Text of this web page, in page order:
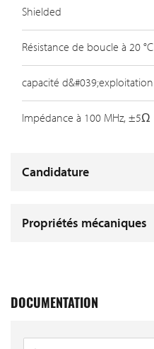
Shielded
Résistance de boucle à 20 °C
capacité d&#039;exploitation
Impédance à 100 MHz, ±5Ω
Candidature
Propriétés mécaniques
DOCUMENTATION